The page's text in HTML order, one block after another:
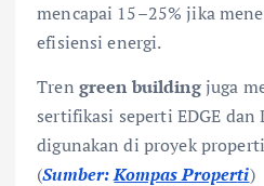
mencapai 15–25% jika
efisiensi energi.
Tren green buildingjuga
sertifikasi seperti EDGE dan
digunakan di proyek
(Sumber:Kompas Properti)